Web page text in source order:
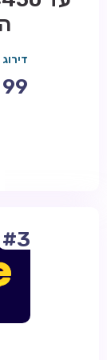
דירוג
99
#3